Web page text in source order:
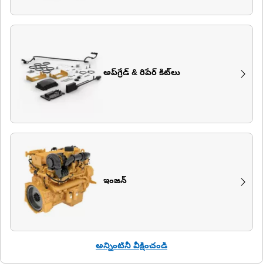
అప్‌గ్రేడ్ & రిపేర్ కిట్‌లు
ఇంజన్
అన్నింటినీ వీక్షించండి